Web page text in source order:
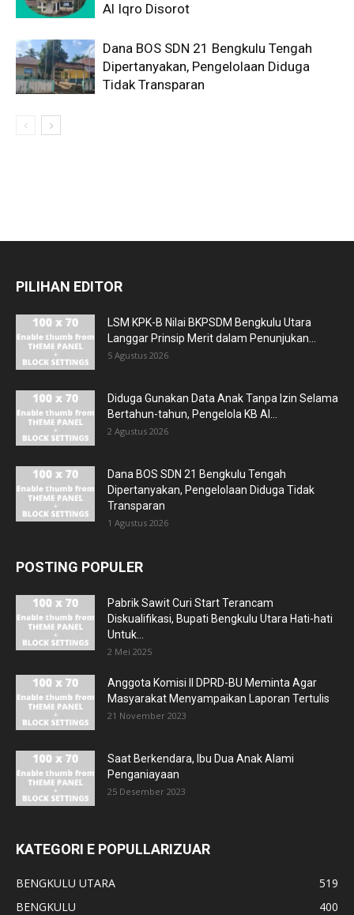
Al Iqro Disorot
Dana BOS SDN 21 Bengkulu Tengah
Dipertanyakan, Pengelolaan Diduga
Tidak Transparan
PILIHAN EDITOR
LSM KPK-B Nilai BKPSDM Bengkulu Utara
Langgar Prinsip Merit dalam Penunjukan...
5 Agustus 2026
Diduga Gunakan Data Anak Tanpa Izin Selama
Bertahun-tahun, Pengelola KB Al...
2 Agustus 2026
Dana BOS SDN 21 Bengkulu Tengah
Dipertanyakan, Pengelolaan Diduga Tidak
Transparan
1 Agustus 2026
POSTING POPULER
Pabrik Sawit Curi Start Terancam
Diskualifikasi, Bupati Bengkulu Utara Hati-hati
Untuk...
2 Mei 2025
Anggota Komisi II DPRD-BU Meminta Agar
Masyarakat Menyampaikan Laporan Tertulis
21 November 2023
Saat Berkendara, Ibu Dua Anak Alami
Penganiayaan
25 Desember 2023
KATEGORI E POPULLARIZUAR
BENGKULU UTARA
519
BENGKULU
400